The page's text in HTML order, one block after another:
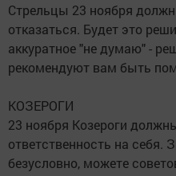
Стрельцы 23 ноября
отказаться. Будет это
аккуратное "не думаю" -
рекомендуют вам быть
КОЗЕРОГИ
23 ноября Козероги
ответственность на себя.
безусловно, можете